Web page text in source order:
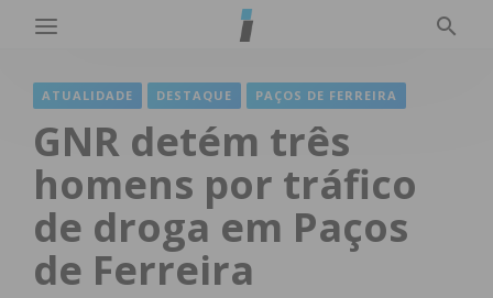
ATUALIDADE DESTAQUE PAÇOS DE FERREIRA
GNR detém três
homens por tráfico
de droga em Paços
de Ferreira